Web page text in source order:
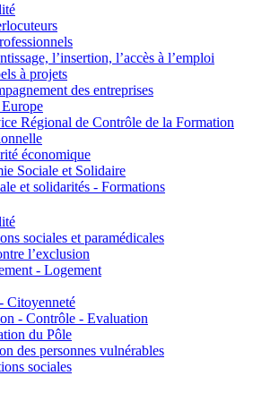
l’insertion, l’accès à l’emploi
à projets
des entreprises
Régional de Contrôle de la Formation
économique
Sociale et Solidaire
et solidarités - Formations
sociales et paramédicales
l’exclusion
- Logement
Citoyenneté
- Contrôle - Evaluation
du Pôle
des personnes vulnérables
sociales